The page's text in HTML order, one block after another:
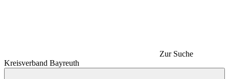
Zur Suche
Kreisverband Bayreuth